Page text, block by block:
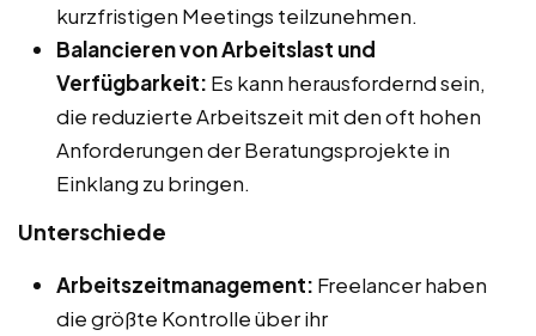
kurzfristigen Meetings teilzunehmen.
Balancieren von Arbeitslast und
Verfügbarkeit: Es kann herausfordernd sein,
die reduzierte Arbeitszeit mit den oft hohen
Anforderungen der Beratungsprojekte in
Einklang zu bringen.
Unterschiede
Arbeitszeitmanagement: Freelancer haben
die größte Kontrolle über ihr